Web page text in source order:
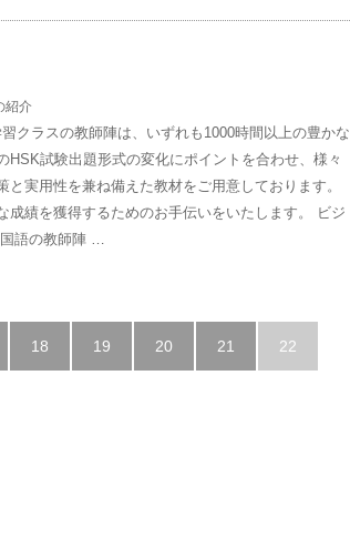
紹介
クラスの教師陣は、いずれも1000時間以上の豊かな
HSK試験出題形式の変化にポイントを合わせ、様々
と実用性を兼ね備えた教材をご用意しております。
成績を獲得するためのお手伝いをいたします。 ビジ
語の教師陣 …
18 19 20 21 22